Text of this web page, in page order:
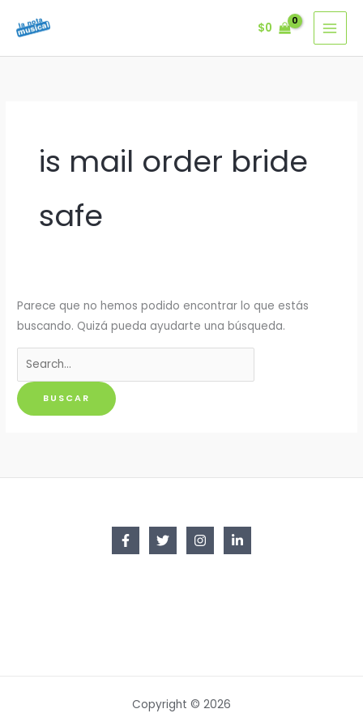
$0
is mail order bride
safe
Parece que no hemos podido encontrar lo que estás
buscando. Quizá pueda ayudarte una búsqueda.
Buscar
por:
Copyright © 2026